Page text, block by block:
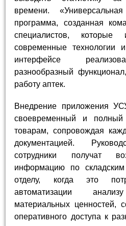
времени.
программа, созданная
специалистов, которые
современные технологии
интерфейсе
разнообразный
работу аптек.
Внедрение приложения
своевременный и
товарам, сопровождая
документацией.
сотрудники получат
информацию по
отделу, когда это
автоматизации
материальных ценностей,
оперативного доступа к